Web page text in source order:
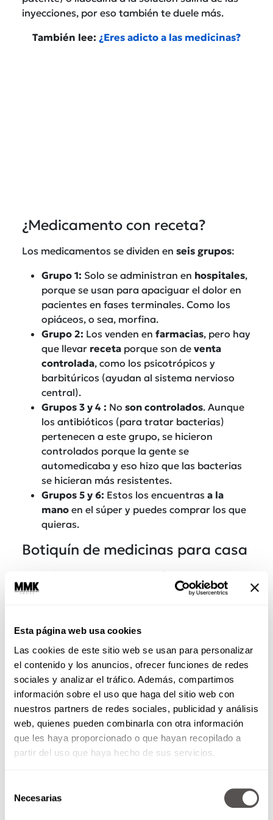
Esta página web usa cookies
Las cookies de este sitio web se usan para personalizar
el contenido y los anuncios, ofrecer funciones de redes
sociales y analizar el tráfico. Además, compartimos
información sobre el uso que haga del sitio web con
nuestros partners de redes sociales, publicidad y análisis
web, quienes pueden combinarla con otra información
que les haya proporcionado o que hayan recopilado a
partir del uso que haya hecho de sus servicios.
Necesarias
inyecciones, por eso también te duele más.
También lee: ¿Eres adicto a las medicinas?
¿Medicamento con receta?
Los medicamentos se dividen en seis grupos:
Grupo 1: Solo se administran en hospitales,
porque se usan para apaciguar el dolor en
pacientes en fases terminales. Como los
opiáceos, o sea, morfina.
Grupo 2: Los venden en farmacias, pero hay
que llevar receta porque son de venta
controlada, como los psicotrópicos y
barbitúricos (ayudan al sistema nervioso
central).
Grupos 3 y 4 : No son controlados. Aunque
los antibióticos (para tratar bacterias)
pertenecen a este grupo, se hicieron
controlados porque la gente se
automedicaba y eso hizo que las bacterias
se hicieran más resistentes.
Grupos 5 y 6: Estos los encuentras a la
mano en el súper y puedes comprar los que
quieras.
Botiquín de medicinas para casa
Botiquín de primeros auxilios (lo puedes
comprar en la farmacia) que contenga algún
termómetro. Además, tú métele todo esto: